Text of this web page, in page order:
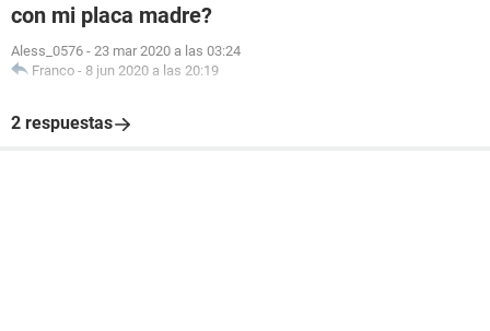
con mi placa madre?
Aless_0576 - 23 mar 2020 a las 03:24
Franco - 8 jun 2020 a las 20:19
2 respuestas